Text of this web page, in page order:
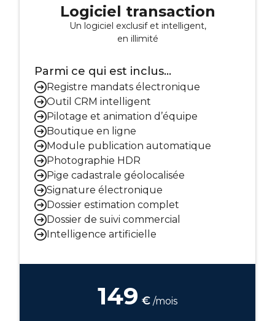
Logiciel transaction
Un logiciel exclusif et intelligent,
en illimité
Parmi ce qui est inclus...
Registre mandats électronique
Outil CRM intelligent
Pilotage et animation d’équipe
Boutique en ligne
Module publication automatique
Photographie HDR
Pige cadastrale géolocalisée
Signature électronique
Dossier estimation complet
Dossier de suivi commercial
Intelligence artificielle
149 € /mois